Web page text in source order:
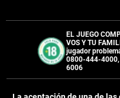
EL JUEGO
VOS Y TU
jugador
0800-444-
6006